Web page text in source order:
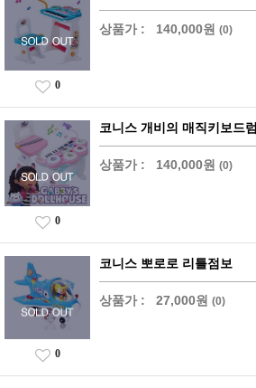
상품가 : 140,000원 (0)
0
코니스 개비의 매직키보드럼
상품가 : 140,000원 (0)
0
코니스 뽀로로 리틀점보
상품가 : 27,000원 (0)
0